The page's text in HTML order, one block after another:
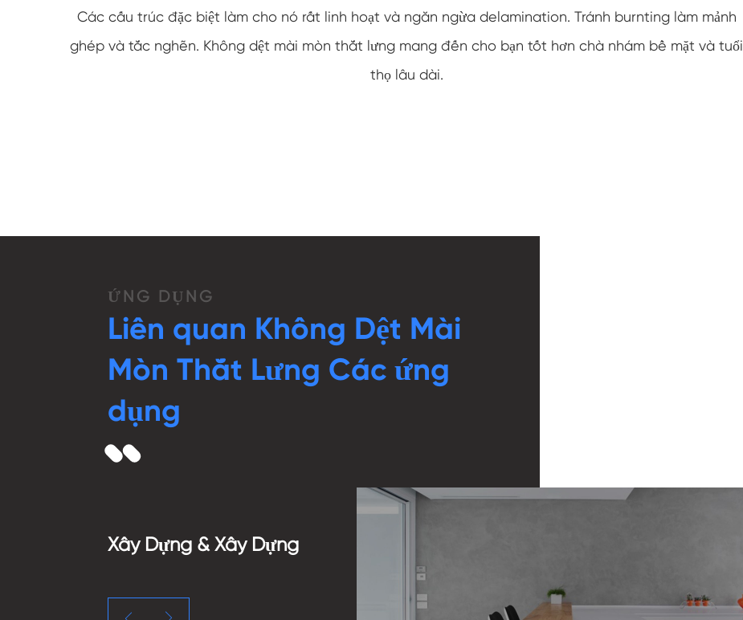
Các cấu trúc đặc biệt làm cho nó rất linh hoạt và ngăn ngừa delamination. Tránh burnting làm mảnh
ghép và tắc nghẽn. Không dệt mài mòn thắt lưng mang đến cho bạn tốt hơn chà nhám bề mặt và tuổi
thọ lâu dài.
ỨNG DỤNG
Liên quan Không Dệt Mài
Mòn Thắt Lưng Các ứng
dụng
Xây Dựng & Xây Dựng